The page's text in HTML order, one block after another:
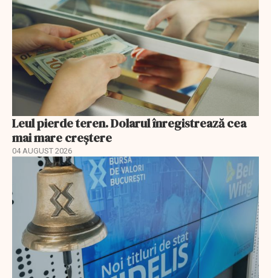
Leul pierde teren. Dolarul înregistrează cea
mai mare creștere
04 AUGUST 2026